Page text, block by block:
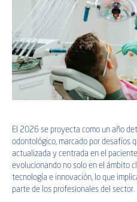
El 2026 se proyecta como un año
odontológico, marcado por desafíos
actualizada y centrada en el
evolucionando no solo en el ámbito
tecnología e innovación, lo que
parte de los profesionales del sector.